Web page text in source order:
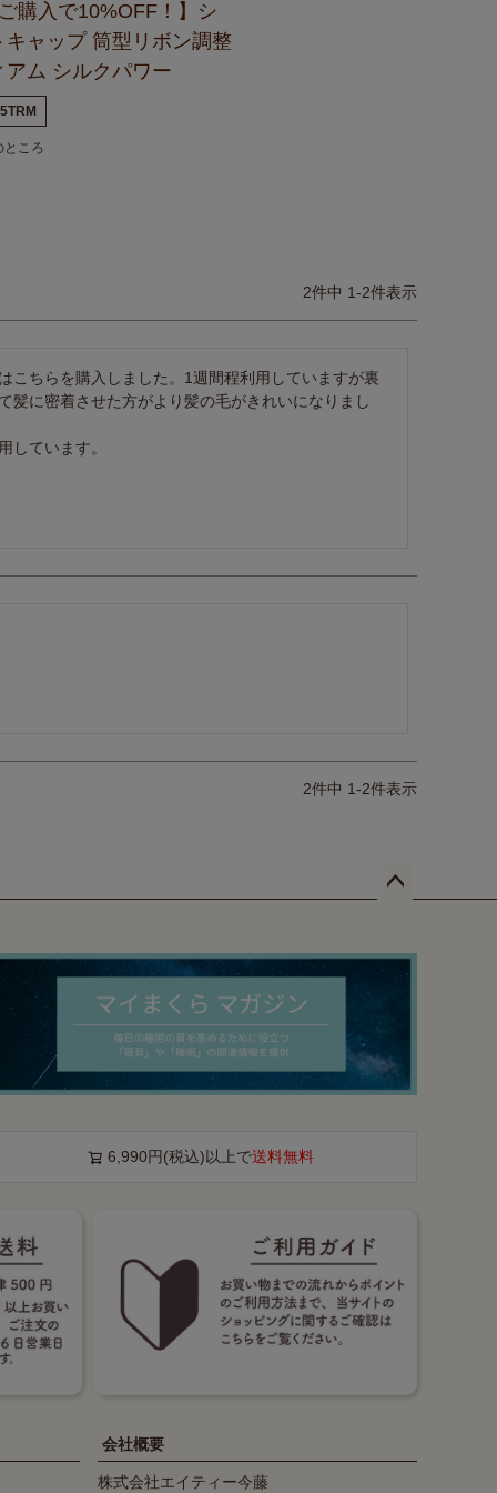
購入で10%OFF！】シ
キャップ 筒型リボン調整
ム シルクパワー
ところ
2件中 1-2件表示
こちらを購入しました。1週間程利用していますが裏
髪に密着させた方がより髪の毛がきれいになりまし
しています。
2件中 1-2件表示
ップ
6,990円(税込)以上で送料無料
会社概要
株式会社エイティー今藤